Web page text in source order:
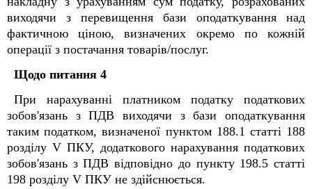
виходячи з перевищення бази оподаткування над
фактичною ціною, визначених окремо по кожній
операції з постачання товарів/послуг.
Щодо питання 4
При нарахуванні платником податку податкових
зобов'язань з ПДВ виходячи з бази оподаткування
таким податком, визначеної пунктом 188.1 статті 188
розділу V ПКУ, додаткового нарахування податкових
зобов'язань з ПДВ відповідно до пункту 198.5 статті
198 розділу V ПКУ не здійснюється.